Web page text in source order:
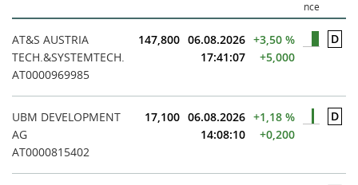
nce
AT&S AUSTRIA
TECH.&SYSTEMTECH.
AT0000969985
147,800 06.08.2026
17:41:07
+3,50 %
+5,000
D
UBM DEVELOPMENT
AG
AT0000815402
17,100 06.08.2026
14:08:10
+1,18 %
+0,200
D